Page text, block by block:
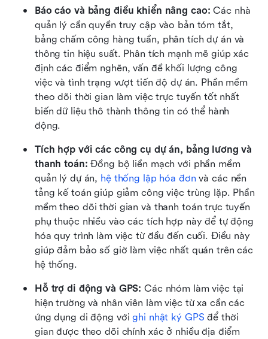
Báo cáo và bảng điều khiển nâng cao: Các nhà
quản lý cần quyền truy cập vào bản tóm tắt,
bảng chấm công hàng tuần, phân tích dự án và
thông tin hiệu suất. Phân tích mạnh mẽ giúp xác
định các điểm nghẽn, vấn đề khối lượng công
việc và tình trạng vượt tiến độ dự án. Phần mềm
theo dõi thời gian làm việc trực tuyến tốt nhất
biến dữ liệu thô thành thông tin có thể hành
động.
Tích hợp với các công cụ dự án, bảng lương và
thanh toán: Đồng bộ liền mạch với phần mềm
quản lý dự án, hệ thống lập hóa đơn và các nền
tảng kế toán giúp giảm công việc trùng lặp. Phần
mềm theo dõi thời gian và thanh toán trực tuyến
phụ thuộc nhiều vào các tích hợp này để tự động
hóa quy trình làm việc từ đầu đến cuối. Điều này
giúp đảm bảo số giờ làm việc nhất quán trên các
hệ thống.
Hỗ trợ di động và GPS: Các nhóm làm việc tại
hiện trường và nhân viên làm việc từ xa cần các
ứng dụng di động với ghi nhật ký GPS để thời
gian được theo dõi chính xác ở nhiều địa điểm